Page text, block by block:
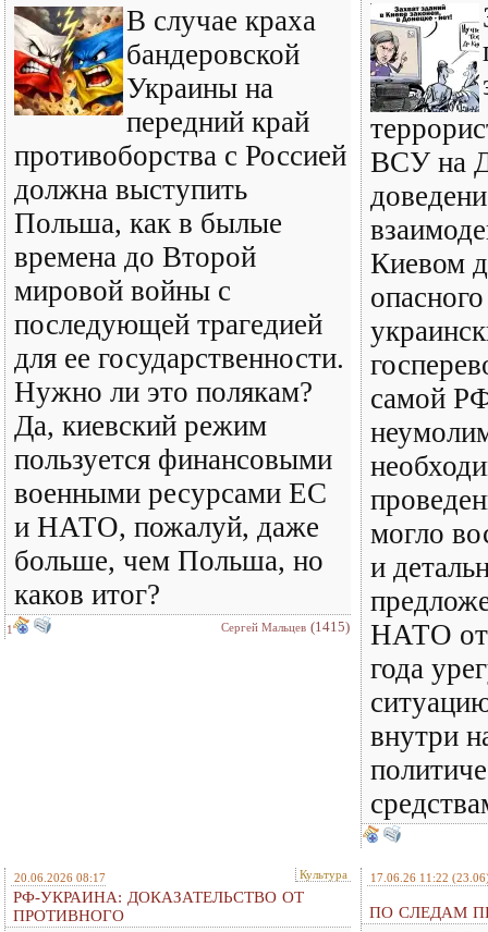
В случае краха
бандеровской
Украины на
передний край
противоборства с Россией
должна выступить
Польша, как в былые
времена до Второй
мировой войны с
последующей трагедией
для ее государственности.
Нужно ли это полякам?
Да, киевский режим
пользуется финансовыми
военными ресурсами ЕС
и НАТО, пожалуй, даже
больше, чем Польша, но
каков итог?
1 Сергей Мальцев (1415)
ВСУ на
Киевом
самой
могло
и
НАТО от
года
внутри
20.06.2026 08:17 Культура
РФ-УКРАИНА: ДОКАЗАТЕЛЬСТВО ОТ
ПРОТИВНОГО
17.06.26 11:22
ПО СЛЕДАМ